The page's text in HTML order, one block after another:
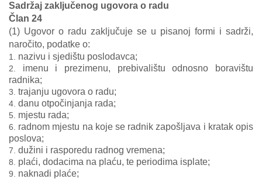
Sadržaj zaključenog ugovora o radu
Član 24
(1) Ugovor o radu zaključuje se u pisanoj formi i sadrži,
naročito, podatke o:
nazivu i sjedištu poslodavca;
imenu i prezimenu, prebivalištu odnosno boravištu
radnika;
trajanju ugovora o radu;
danu otpočinjanja rada;
mjestu rada;
radnom mjestu na koje se radnik zapošljava i kratak opis
poslova;
dužini i rasporedu radnog vremena;
plaći, dodacima na plaću, te periodima isplate;
naknadi plaće;